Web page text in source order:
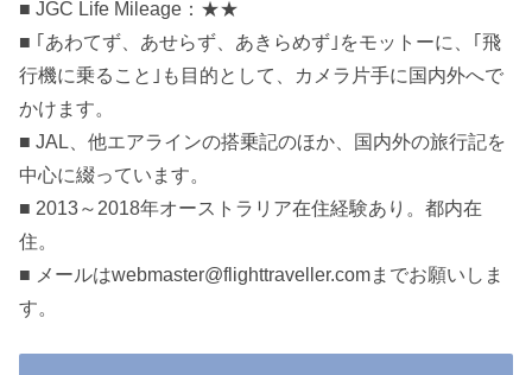
■ JGC Life Mileage：★★
■ ｢あわてず、あせらず、あきらめず｣をモットーに、｢飛
行機に乗ること｣も目的として、カメラ片手に国内外へで
かけます。
■ JAL、他エアラインの搭乗記のほか、国内外の旅行記を
中心に綴っています。
■ 2013～2018年オーストラリア在住経験あり。都内在
住。
■ メールはwebmaster@flighttraveller.comまでお願いしま
す。